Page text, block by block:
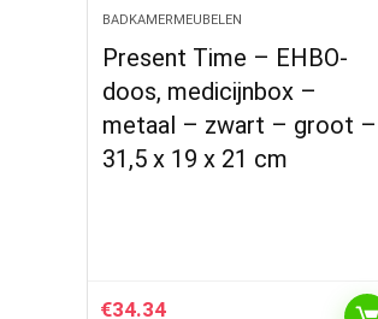
BADKAMERMEUBELEN
Present Time – EHBO-
doos, medicijnbox –
metaal – zwart – groot –
31,5 x 19 x 21 cm
€34.34